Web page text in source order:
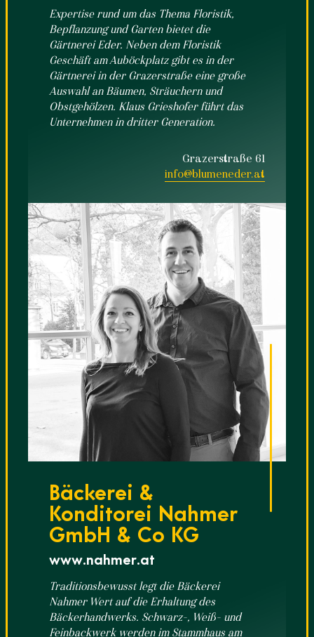
Expertise rund um das Thema Floristik,
Bepflanzung und Garten bietet die
Gärtnerei Eder. Neben dem Floristik
Geschäft am Auböckplatz gibt es in der
Gärtnerei in der Grazerstraße eine große
Auswahl an Bäumen, Sträuchern und
Obstgehölzen. Klaus Grieshofer führt das
Unternehmen in dritter Generation.
Grazerstraße 61
info@blumeneder.at
Bäckerei &
Konditorei Nahmer
GmbH & Co KG
www.nahmer.at
Traditionsbewusst legt die Bäckerei
Nahmer Wert auf die Erhaltung des
Bäckerhandwerks. Schwarz-, Weiß- und
Feinbackwerk werden im Stammhaus am